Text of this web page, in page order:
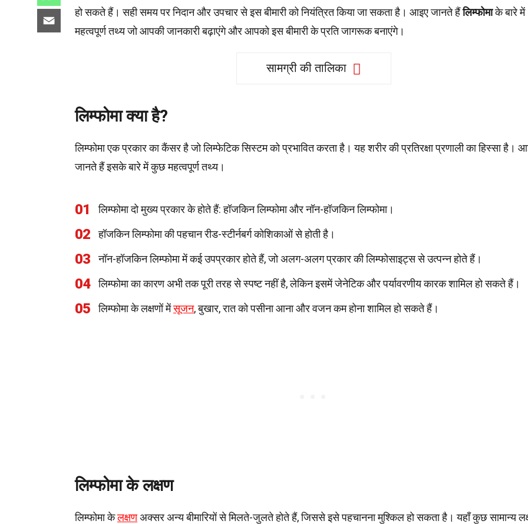
हो सकते हैं। सही समय पर निदान और उपचार से इस बीमारी को नियंत्रित किया जा सकता है। आइए जानते हैंलिम्फोमाके बारे में
महत्वपूर्ण तथ्य जो आपकी जानकारी बढ़ाएंगे और आपको इस बीमारी के प्रति जागरूक बनाएंगे।
सामग्री की तालिका
लिम्फोमा क्या है?
लिम्फोमा एक प्रकार का कैंसर है जो लिम्फेटिक सिस्टम को प्रभावित करता है। यह शरीर की प्रतिरक्षा प्रणाली का हिस्सा है।
जानते हैं इसके बारे में कुछ महत्वपूर्ण तथ्य।
01 लिम्फोमा दो मुख्य प्रकार के होते हैं: हॉजकिन लिम्फोमा और नॉन-हॉजकिन लिम्फोमा।
02 हॉजकिन लिम्फोमा की पहचान रीड-स्टीर्नबर्ग कोशिकाओं से होती है।
03 नॉन-हॉजकिन लिम्फोमा में कई उपप्रकार होते हैं, जो अलग-अलग प्रकार की लिम्फोसाइट्स से उत्पन्न होते हैं।
04 लिम्फोमा का कारण अभी तक पूरी तरह से स्पष्ट नहीं है, लेकिन इसमें जेनेटिक और पर्यावरणीय कारक शामिल हो सकते हैं।
05 लिम्फोमा के लक्षणों मेंसूजन, बुखार, रात को पसीना आना और वजन कम होना शामिल हो सकते हैं।
लिम्फोमा के लक्षण
लिम्फोमा केलक्षणअक्सर अन्य बीमारियों से मिलते-जुलते होते हैं, जिससे इसे पहचानना मुश्किल हो सकता है। यहाँ कुछ सामान्य